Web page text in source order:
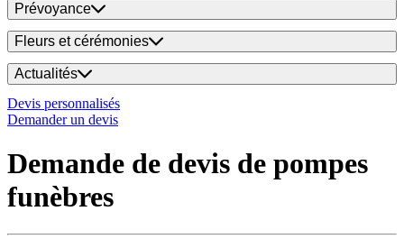
Prévoyance
Fleurs et cérémonies
Actualités
Devis personnalisés
Demander un devis
Demande de devis de pompes
funèbres